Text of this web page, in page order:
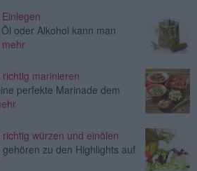
oder Alkohol kann man
mehr
marinieren
perfekte Marinade dem
würzen und einölen
zu den Highlights auf